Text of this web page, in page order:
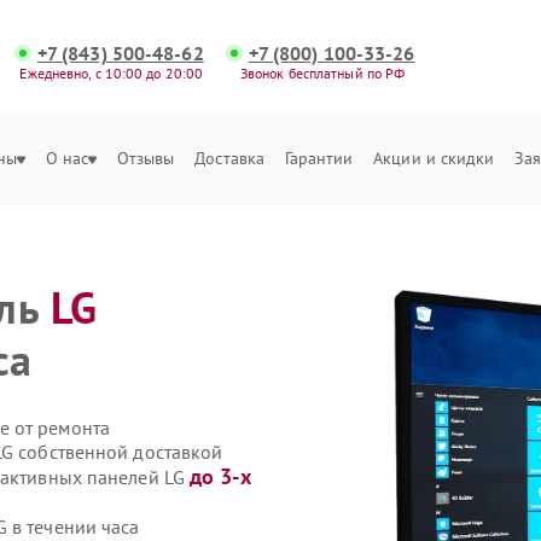
+7 (843) 500-48-62
Ежедневно, с 10:00 до 20:00
+7 (800) 100-33-26
Звонок бесплатный по РФ
О нас Отзывы Доставка Гарантии Акции и скидки
LG
от ремонта
собственной доставкой
панелей LG до 3-х
течении часа